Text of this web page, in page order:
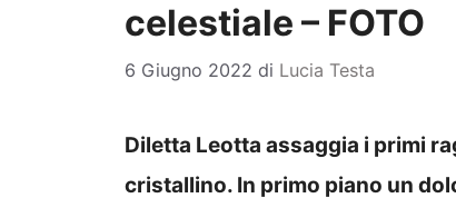
celestiale – FOTO
6 Giugno 2022 di Lucia Testa
Diletta Leotta assaggia i primi
cristallino. In primo piano un